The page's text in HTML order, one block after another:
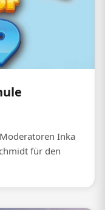
Inka
für den